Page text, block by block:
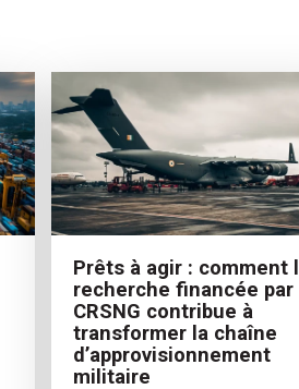
Prêts à agir : comment
recherche financée par
CRSNG contribue à
transformer la chaîne
d’approvisionnement
militaire